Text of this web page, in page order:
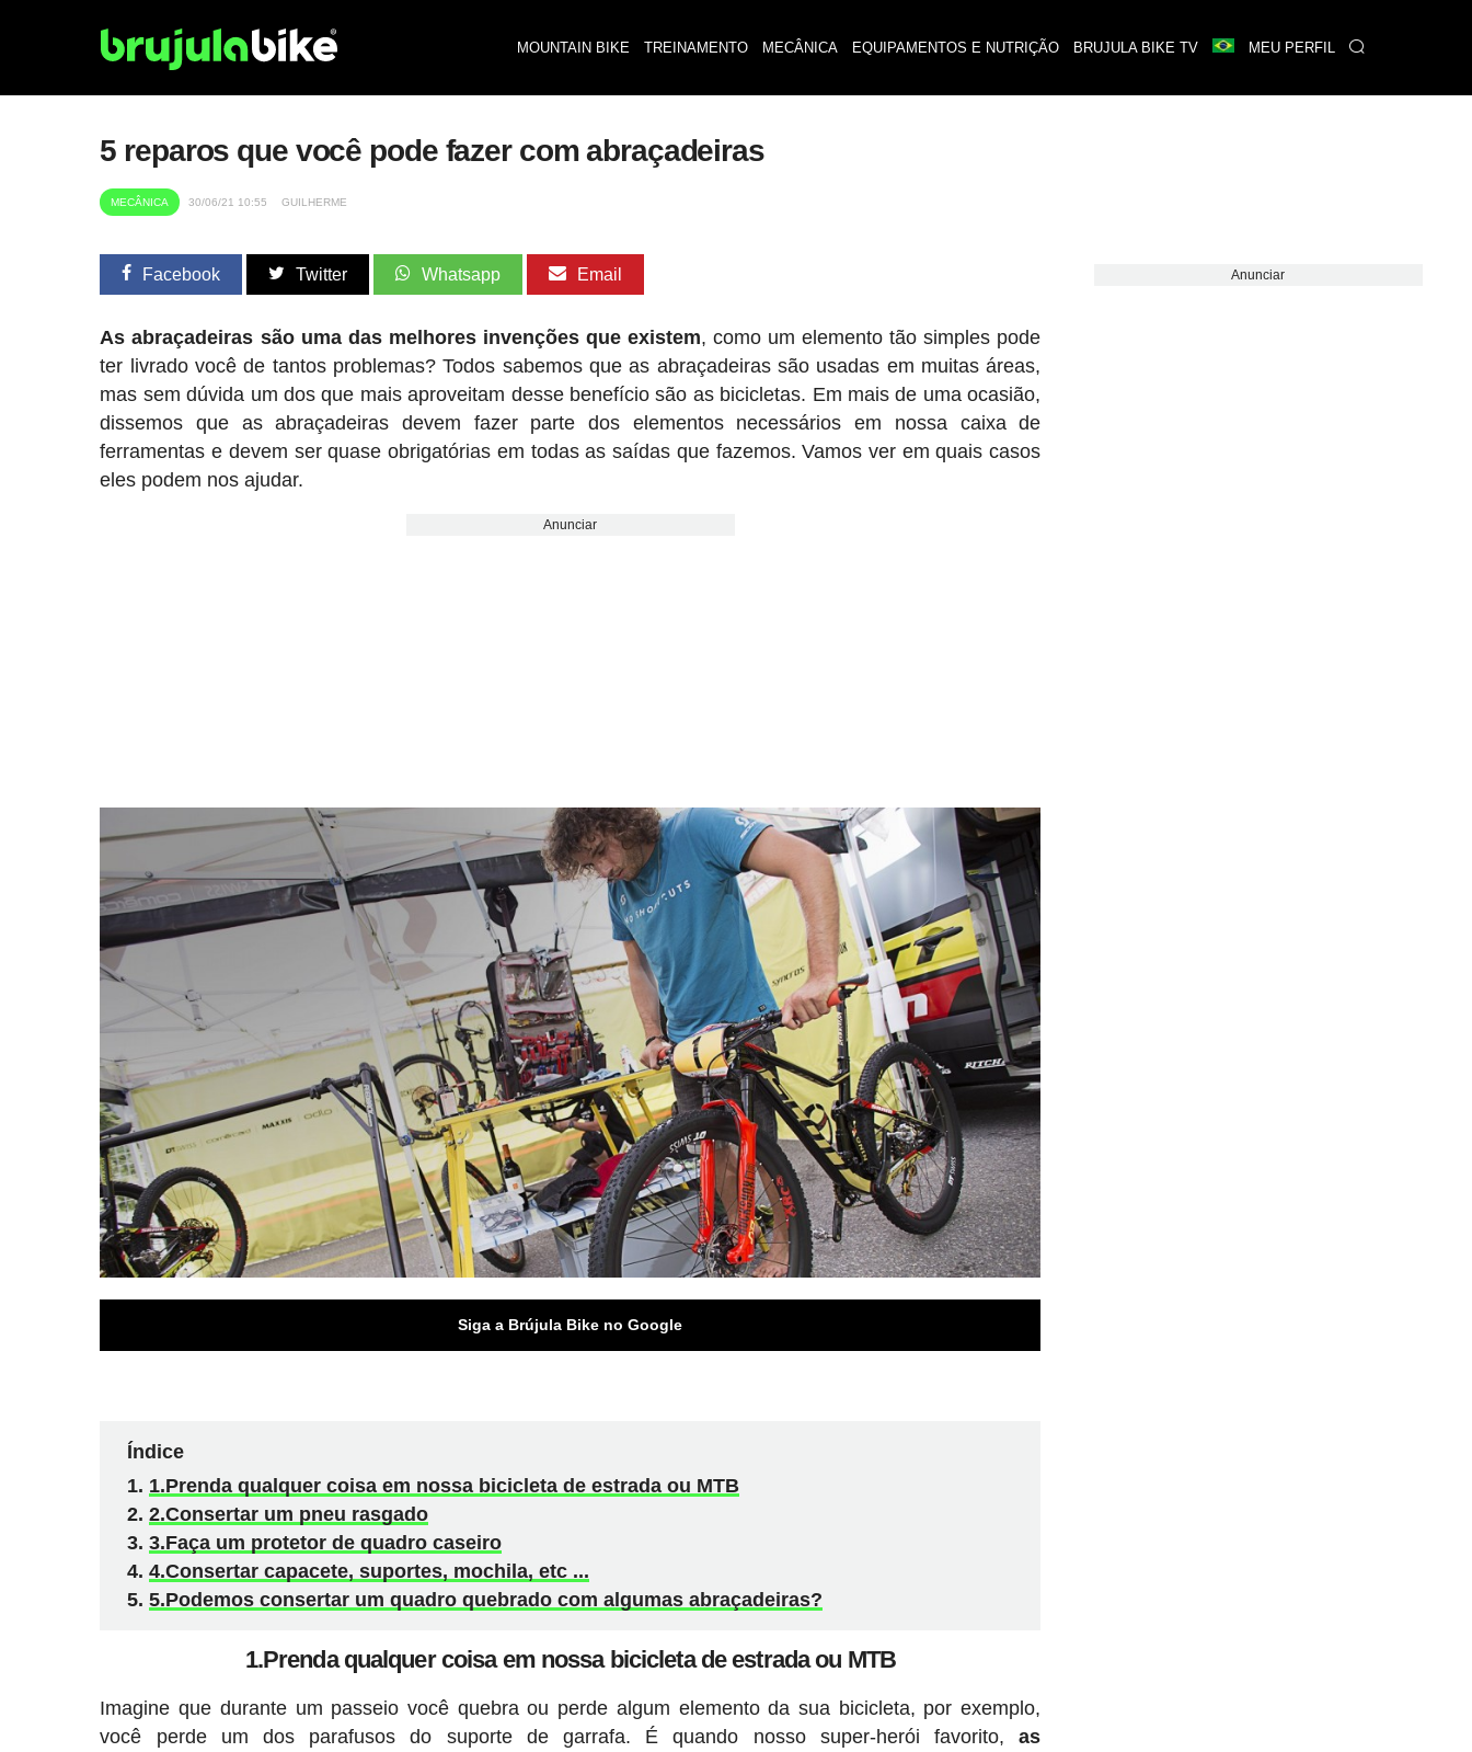
MOUNTAIN BIKE TREINAMENTO MECÂNICA EQUIPAMENTOS E NUTRIÇÃO BRUJULA BIKE TV MEU PERFIL
5 reparos que você pode fazer com abraçadeiras
MECÂNICA 30/06/21 10:55 GUILHERME
Facebook Twitter Whatsapp Email
As abraçadeiras são uma das melhores invenções que existem, como um elemento tão simples pode
ter livrado você de tantos problemas? Todos sabemos que as abraçadeiras são usadas ​​em muitas áreas,
mas sem dúvida um dos que mais aproveitam desse benefício são as bicicletas. Em mais de uma ocasião,
dissemos que as abraçadeiras devem fazer parte dos elementos necessários em nossa caixa de
ferramentas e devem ser quase obrigatórias em todas as saídas que fazemos. Vamos ver em quais casos
eles podem nos ajudar.
Anunciar
Siga a Brújula Bike no Google
Índice
1.Prenda qualquer coisa em nossa bicicleta de estrada ou MTB
2.Consertar um pneu rasgado
3.Faça um protetor de quadro caseiro
4.Consertar capacete, suportes, mochila, etc ...
5.Podemos consertar um quadro quebrado com algumas abraçadeiras?
1.Prenda qualquer coisa em nossa bicicleta de estrada ou MTB
Imagine que durante um passeio você quebra ou perde algum elemento da sua bicicleta, por exemplo,
você perde um dos parafusos do suporte de garrafa. É quando nosso super-herói favorito,as
Anunciar